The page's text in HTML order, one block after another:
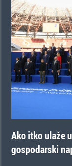
Ako itko ulaže
gospodarski